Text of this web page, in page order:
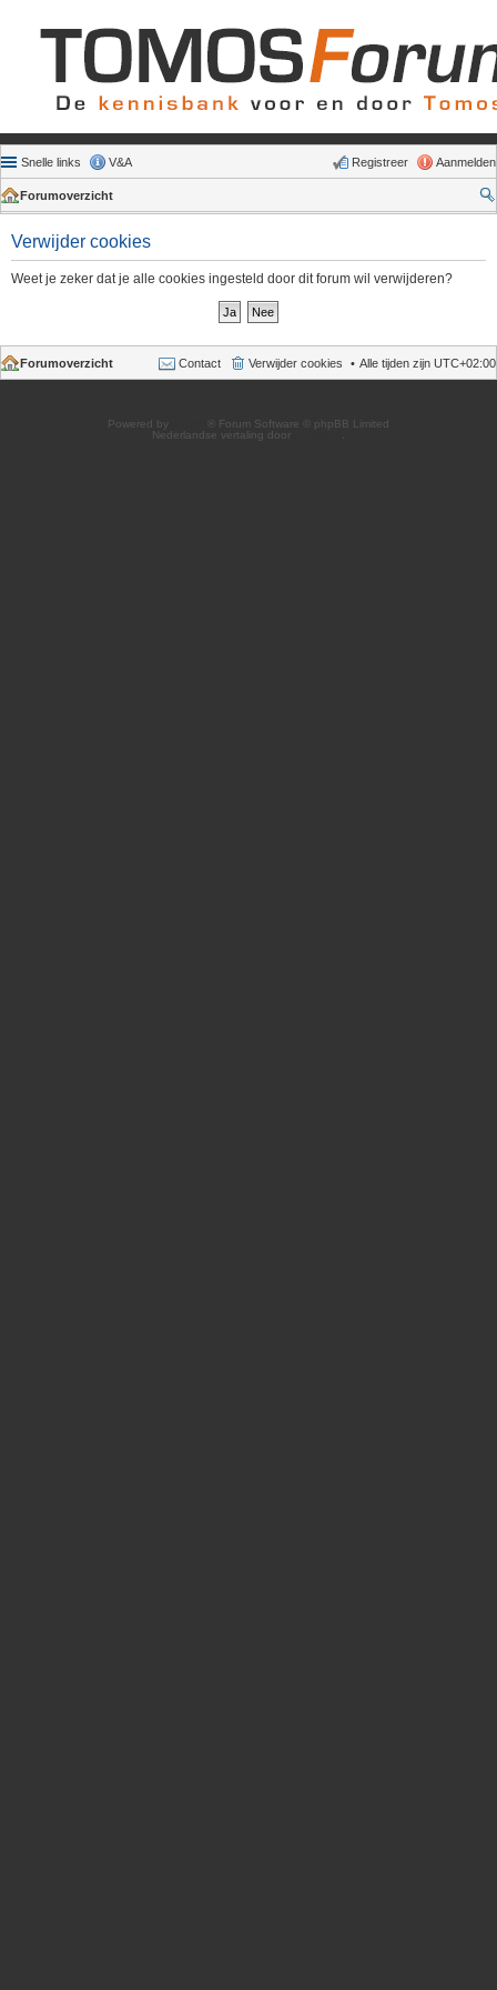
Snelle links V&A Aanmelden
Registreer
Forumoverzicht
Verwijder cookies
Weet je zeker dat je alle cookies ingesteld door dit forum wil verwijderen?
Forumoverzicht Alle tijden zijn UTC+02:00
Verwijder cookies
Contact
Powered by
® Forum Software © phpBB Limited
Nederlandse vertaling door